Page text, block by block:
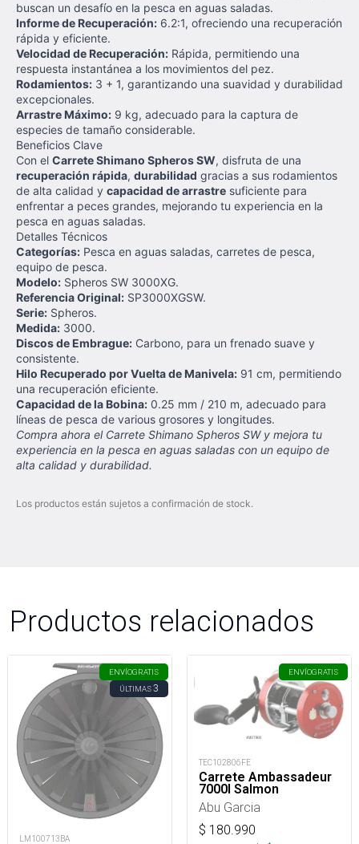
buscan un desafío en la pesca en aguas saladas.
Informe de Recuperación: 6.2:1, ofreciendo una recuperación
rápida y eficiente.
Velocidad de Recuperación: Rápida, permitiendo una
respuesta instantánea a los movimientos del pez.
Rodamientos: 3 + 1, garantizando una suavidad y durabilidad
excepcionales.
Arrastre Máximo: 9 kg, adecuado para la captura de
especies de tamaño considerable.
Beneficios Clave
Con el Carrete Shimano Spheros SW, disfruta de una
recuperación rápida, durabilidad gracias a sus rodamientos
de alta calidad y capacidad de arrastre suficiente para
enfrentar a peces grandes, mejorando tu experiencia en la
pesca en aguas saladas.
Detalles Técnicos
Categorías: Pesca en aguas saladas, carretes de pesca,
equipo de pesca.
Modelo: Spheros SW 3000XG.
Referencia Original: SP3000XGSW.
Serie: Spheros.
Medida: 3000.
Discos de Embrague: Carbono, para un frenado suave y
consistente.
Hilo Recuperado por Vuelta de Manivela: 91 cm, permitiendo
una recuperación eficiente.
Capacidad de la Bobina: 0.25 mm / 210 m, adecuado para
líneas de pesca de various grosores y longitudes.
Compra ahora el Carrete Shimano Spheros SW y mejora tu
experiencia en la pesca en aguas saladas con un equipo de
alta calidad y durabilidad.
Los productos están sujetos a confirmación de stock.
Productos relacionados
ENVÍOGRATIS
ÚLTIMAS3
LM100713BA
ENVÍOGRATIS
TEC102806FE
Carrete Ambassadeur
7000I Salmon
Abu Garcia
$ 180.990